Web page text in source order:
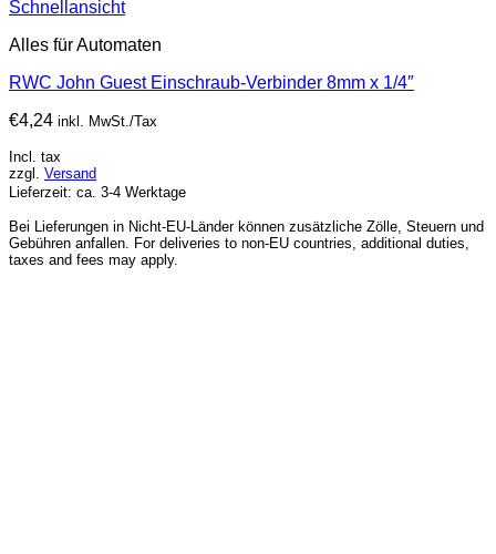
Schnellansicht
Alles für Automaten
RWC John Guest Einschraub-Verbinder 8mm x 1/4″
€4,24 inkl. MwSt./Tax
Incl. tax
zzgl. Versand
Lieferzeit: ca. 3-4 Werktage
Bei Lieferungen in Nicht-EU-Länder können zusätzliche Zölle, Steuern und
Gebühren anfallen. For deliveries to non-EU countries, additional duties,
taxes and fees may apply.